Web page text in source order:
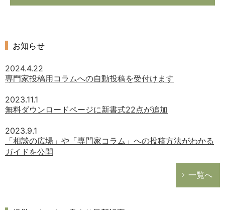
お知らせ
2024.4.22
専門家投稿用コラムへの自動投稿を受付けます
2023.11.1
無料ダウンロードページに新書式22点が追加
2023.9.1
「相談の広場」や「専門家コラム」への投稿方法がわかる
ガイドを公開
一覧へ